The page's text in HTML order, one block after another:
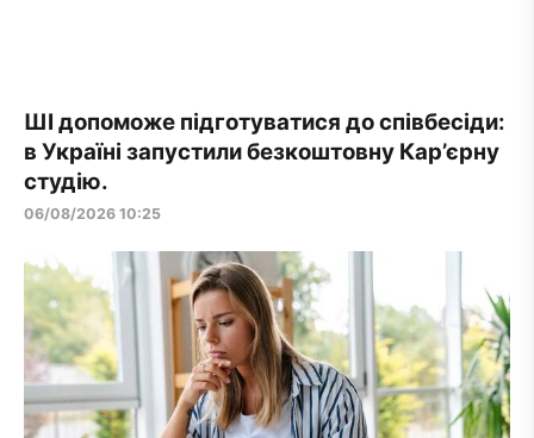
ШІ допоможе підготуватися до співбесіди:
в Україні запустили безкоштовну Кар’єрну
студію.
06/08/2026 10:25